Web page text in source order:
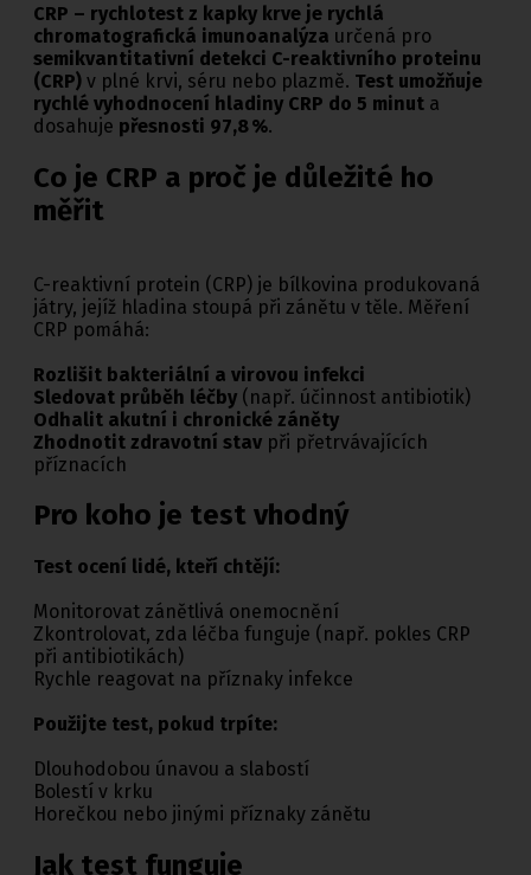
CRP – rychlotest z kapky krve je rychlá
chromatografická imunoanalýza určená pro
semikvantitativní detekci C-reaktivního proteinu
(CRP) v plné krvi, séru nebo plazmě. Test umožňuje
rychlé vyhodnocení hladiny CRP do 5 minut a
dosahuje přesnosti 97,8 %.
Co je CRP a proč je důležité ho
měřit
C-reaktivní protein (CRP) je bílkovina produkovaná
játry, jejíž hladina stoupá při zánětu v těle. Měření
CRP pomáhá:
Rozlišit bakteriální a virovou infekci
Sledovat průběh léčby (např. účinnost antibiotik)
Odhalit akutní i chronické záněty
Zhodnotit zdravotní stav při přetrvávajících
příznacích
Pro koho je test vhodný
Test ocení lidé, kteří chtějí:
Monitorovat zánětlivá onemocnění
Zkontrolovat, zda léčba funguje (např. pokles CRP
při antibiotikách)
Rychle reagovat na příznaky infekce
Použijte test, pokud trpíte:
Dlouhodobou únavou a slabostí
Bolestí v krku
Horečkou nebo jinými příznaky zánětu
Jak test funguje